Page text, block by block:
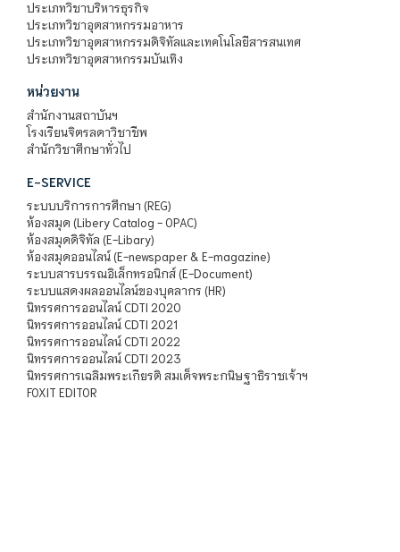
ประเภทวิชาบริหารธุรกิจ
ประเภทวิชาอุตสาหกรรมอาหาร
ประเภทวิชาอุตสาหกรรมดิจิทัลและเทคโนโลยีสารสนเทศ
ประเภทวิชาอุตสาหกรรมบันเทิง
หน่วยงาน
สำนักงานสถาบันฯ
โรงเรียนจิตรลดาวิชาชีพ
สำนักวิชาศึกษาทั่วไป
E-SERVICE
ระบบบริการการศึกษา (REG)
ห้องสมุด (Libery Catalog - OPAC)
ห้องสมุดดิจิทัล (E-Libary)
ห้องสมุดออนไลน์ (E-newspaper & E-magazine)
ระบบสารบรรณอิเล็กทรอนิกส์ (E-Document)
ระบบแสดงผลออนไลน์ของบุคลากร (HR)
นิทรรศการออนไลน์ CDTI 2020
นิทรรศการออนไลน์ CDTI 2021
นิทรรศการออนไลน์ CDTI 2022
นิทรรศการออนไลน์ CDTI 2023
นิทรรศการเฉลิมพระเกียรติ สมเด็จพระกนิษฐาธิราชเจ้าฯ
FOXIT EDITOR